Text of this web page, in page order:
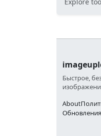
Быстрое,
About
Обновления